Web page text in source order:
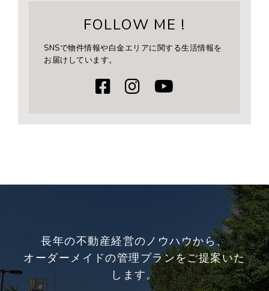
FOLLOW ME !
SNSで物件情報や白金エリアに関する生活情報を
お届けしています。
長年の不動産経営のノウハウから、
オーダーメイドの管理プランをご提案いた
します。